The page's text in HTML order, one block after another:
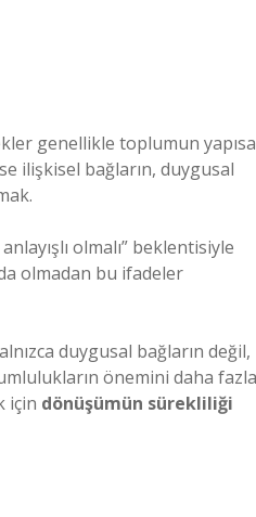
genellikle toplumun
ilişkisel bağların, duygusal
olmalı” beklentisiyle
olmadan bu ifadeler
duygusal bağların değil,
önemini daha fazla
için dönüşümün sürekliliği